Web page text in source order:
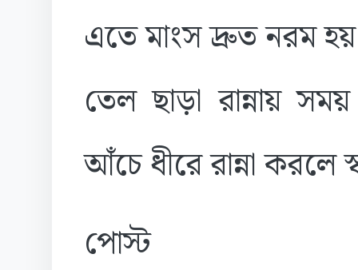
এতে মাংস দ্রুত নরম
তেল ছাড়া রান্নায়
আঁচে ধীরে রান্না